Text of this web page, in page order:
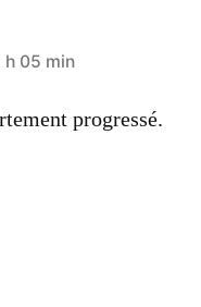
h 05 min
progressé.